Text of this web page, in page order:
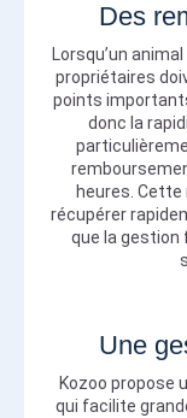
Des
Lorsqu’un
propriétaires
points
donc la
heures.
récupérer
que la gestion
Une
Kozoo propose
qui facilite